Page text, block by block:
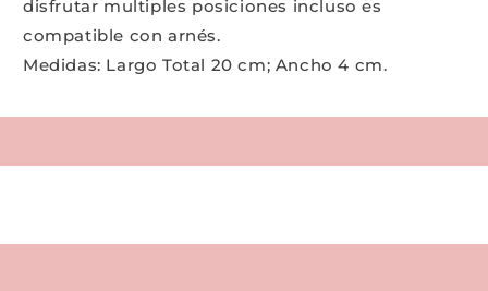
disfrutar multiples posiciones incluso es
compatible con arnés.
Medidas: Largo Total 20 cm; Ancho 4 cm.